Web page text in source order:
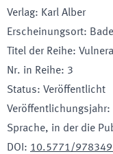
Verlag: Karl Alber
Erscheinungsort:
Titel der Reihe:
Nr. in Reihe: 3
Status: Veröffentlicht
Veröffentlichungsjahr:
Sprache, in der die
DOI : 10.5771/